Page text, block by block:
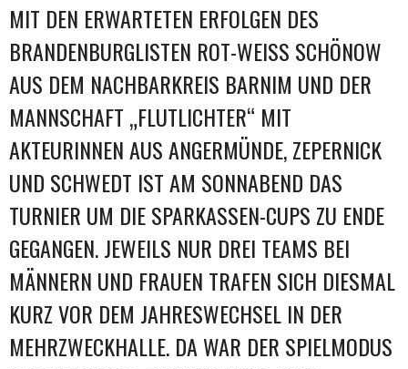
MIT DEN ERWARTETEN ERFOLGEN DES
BRANDENBURGLISTEN ROT-WEISS SCHÖNOW A
US DEM NACHBARKREIS BARNIM UND DER M
ANNSCHAFT „FLUTLICHTER“ MIT A
KTEURINNEN AUS ANGERMÜNDE, ZEPERNICK U
ND SCHWEDT IST AM SONNABEND DAS T
URNIER UM DIE SPARKASSEN-CUPS ZU ENDE G
EGANGEN. JEWEILS NUR DREI TEAMS BEI
MÄNNERN UND FRAUEN TRAFEN SICH DIESMAL K
URZ VOR DEM JAHRESWECHSEL IN DER
MEHRZWECKHALLE. DA WAR DER SPIELMODUS D